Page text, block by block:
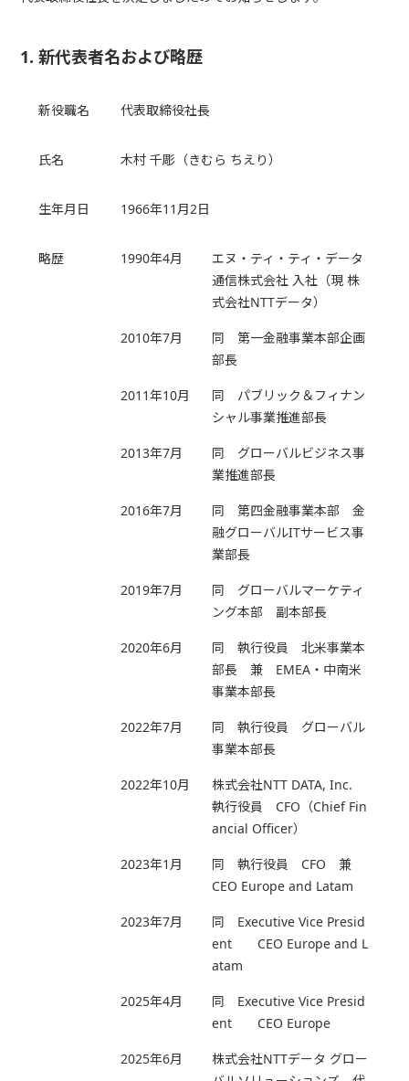
1. 新代表者名および略歴
新役職名 代表取締役社長
氏名 木村 千彫（きむら ちえり）
生年月日 1966年11月2日
略歴 1990年4月
エヌ・ティ・ティ・データ
通信株式会社 入社（現 株
式会社NTTデータ）
2010年7月
同 第一金融事業本部企画
部長
2011年10月
同 パブリック＆フィナン
シャル事業推進部長
2013年7月
同 グローバルビジネス事
業推進部長
2016年7月
同 第四金融事業本部 金
融グローバルITサービス事
業部長
2019年7月
同 グローバルマーケティ
ング本部 副本部長
2020年6月
同 執行役員 北米事業本
部長 兼 EMEA・中南米
事業本部長
2022年7月
同 執行役員 グローバル
事業本部長
2022年10月
株式会社NTT DATA, Inc.
執行役員 CFO（Chief Fin
ancial Officer）
2023年1月
同 執行役員 CFO 兼
CEO Europe and Latam
2023年7月
同 Executive Vice Presid
ent CEO Europe and L
atam
2025年4月
同 Executive Vice Presid
ent CEO Europe
2025年6月
株式会社NTTデータ グロー